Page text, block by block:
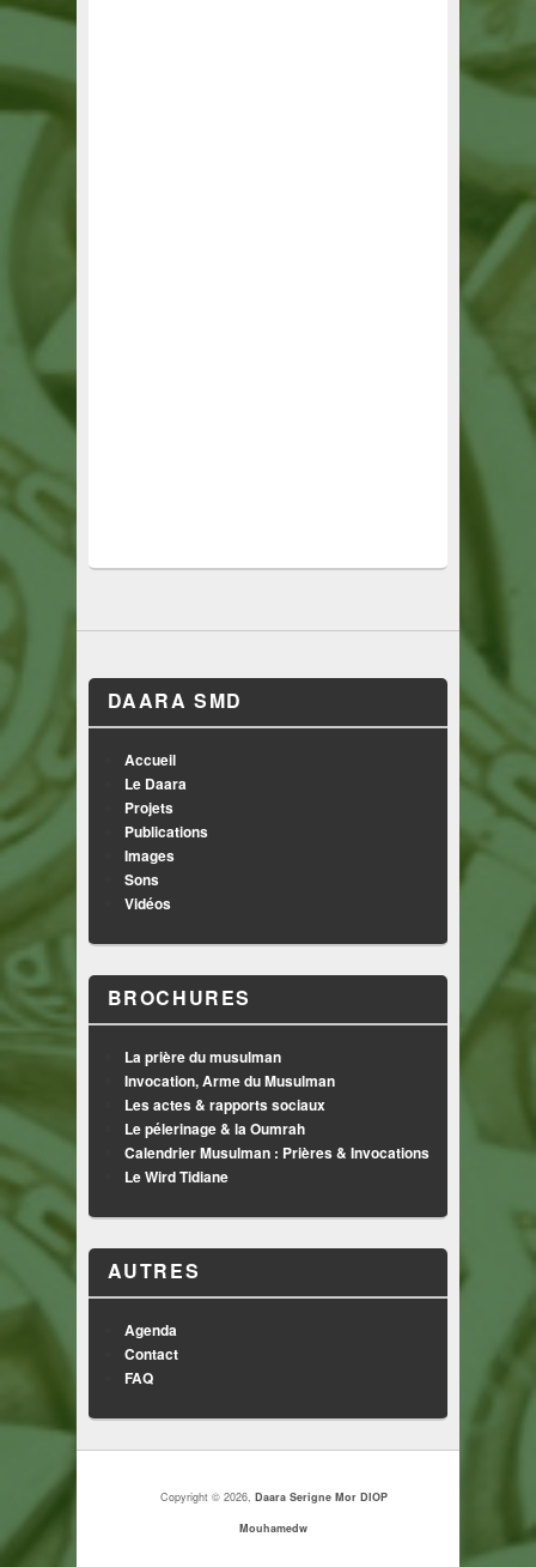
DAARA SMD
Accueil
Le Daara
Projets
Publications
Images
Sons
Vidéos
BROCHURES
La prière du musulman
Invocation, Arme du Musulman
Les actes & rapports sociaux
Le pélerinage & la Oumrah
Calendrier Musulman : Prières & Invocations
Le Wird Tidiane
AUTRES
Agenda
Contact
FAQ
Copyright © 2026, Daara Serigne Mor DIOP
Mouhamedw